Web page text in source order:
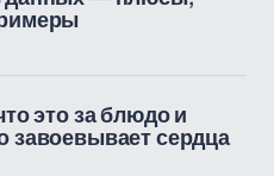
это за блюдо и
завоевывает сердца